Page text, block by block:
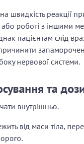
швидкість реакції
роботі з іншими
пацієнтам слід
нервової системи.
та
внутрішньо.
від маси тіла,